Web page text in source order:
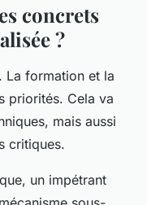
concrets
?
La formation et la
priorités. Cela va
mais aussi
critiques.
un impétrant